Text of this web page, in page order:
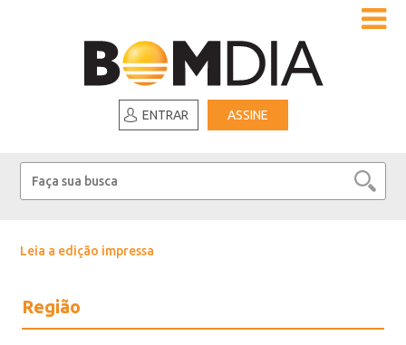
ENTRAR ASSINE
Leia a edição impressa
Região